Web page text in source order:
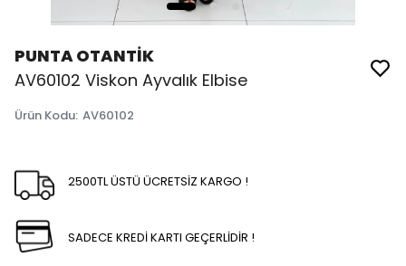
PUNTA OTANTİK
AV60102 Viskon Ayvalık Elbise
Ürün Kodu: AV60102
2500TL ÜSTÜ ÜCRETSİZ KARGO !
SADECE KREDİ KARTI GEÇERLİDİR !